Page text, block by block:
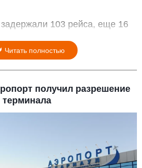
103 рейса, еще 16
Читать полностью
получил разрешение
терминала